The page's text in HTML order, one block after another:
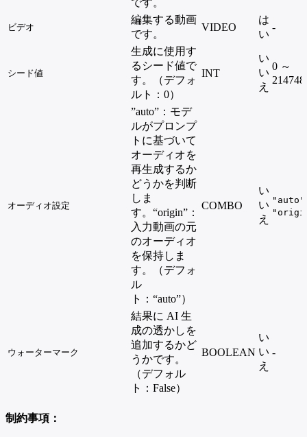
です。
ビデオ
編集する動画
です。
VIDEO
は
い
-
シード値
生成に使用す
るシード値で
す。（デフォ
ルト：0）
INT
い
い
え
0 ～
オーディオ設定
”auto”：モデ
ルがプロンプ
トに基づいて
オーディオを
再生成するか
どうかを判断
しま
す。“origin”：
入力動画の元
のオーディオ
を保持しま
す。（デフォ
ル
ト：“auto”）
COMBO
い
い
え
"auto"
ウォーターマーク
結果に AI 生
成の透かしを
追加するかど
うかです。
（デフォル
ト：False）
BOOLEAN
い
い
え
-
制約事項：